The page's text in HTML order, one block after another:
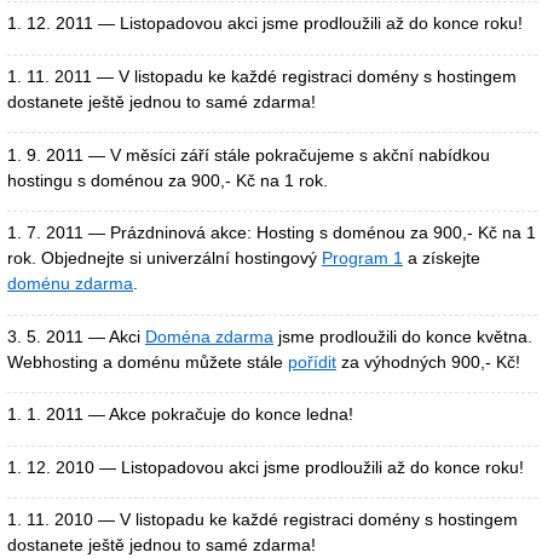
1. 12. 2011 — Listopadovou akci jsme prodloužili až do konce roku!
1. 11. 2011 — V listopadu ke každé registraci domény s hostingem
dostanete ještě jednou to samé zdarma!
1. 9. 2011 — V měsíci září stále pokračujeme s akční nabídkou
hostingu s doménou za 900,- Kč na 1 rok.
1. 7. 2011 — Prázdninová akce: Hosting s doménou za 900,- Kč na 1
rok. Objednejte si univerzální hostingový Program 1 a získejte
doménu zdarma
3. 5. 2011 — Akci Doména zdarma jsme prodloužili do konce května.
Webhosting a doménu můžete stále pořídit za výhodných 900,- Kč!
1. 1. 2011 — Akce pokračuje do konce ledna!
1. 12. 2010 — Listopadovou akci jsme prodloužili až do konce roku!
1. 11. 2010 — V listopadu ke každé registraci domény s hostingem
dostanete ještě jednou to samé zdarma!